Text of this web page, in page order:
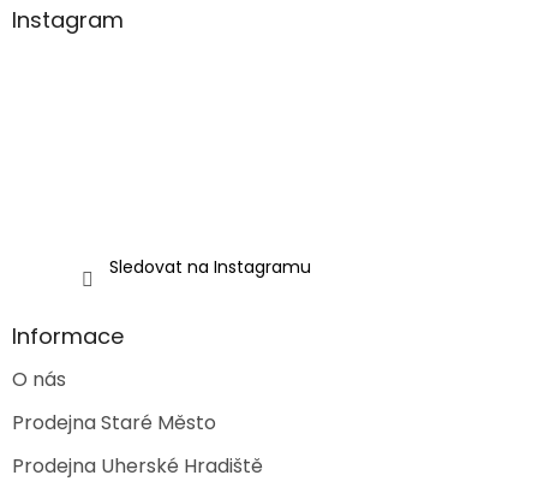
aInstagram
Sledovat na Instagramu
Informace
O nás
Prodejna Staré Město
Prodejna Uherské Hradiště